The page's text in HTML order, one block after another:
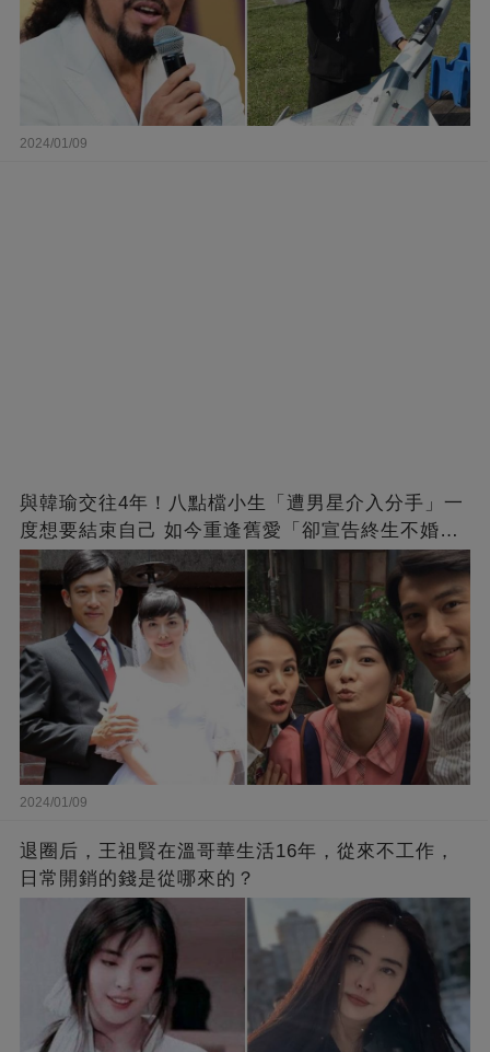
2024/01/09
與韓瑜交往4年！八點檔小生「遭男星介入分手」一
度想要結束自己 如今重逢舊愛「卻宣告終生不婚」
原因曝光
2024/01/09
退圈后，王祖賢在溫哥華生活16年，從來不工作，
日常開銷的錢是從哪來的？